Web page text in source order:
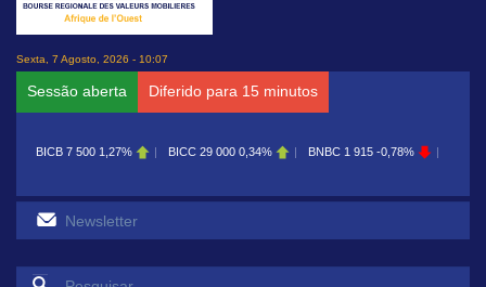
Sexta, 7 Agosto, 2026 - 10:07
Sessão aberta Diferido para 15 minutos
BICB 7 500 1,27% BICC 29 000 0,34% BNBC 1 915 -0,78%